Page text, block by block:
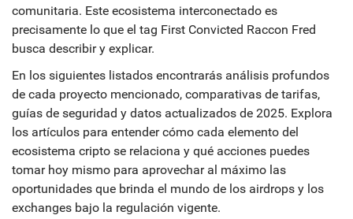
comunitaria. Este ecosistema interconectado es
precisamente lo que el tag First Convicted Raccon Fred
busca describir y explicar.
En los siguientes listados encontrarás análisis profundos
de cada proyecto mencionado, comparativas de tarifas,
guías de seguridad y datos actualizados de 2025. Explora
los artículos para entender cómo cada elemento del
ecosistema cripto se relaciona y qué acciones puedes
tomar hoy mismo para aprovechar al máximo las
oportunidades que brinda el mundo de los airdrops y los
exchanges bajo la regulación vigente.